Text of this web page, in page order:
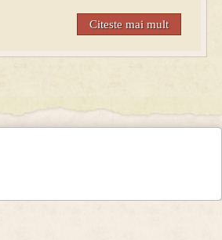
Citeste mai mult